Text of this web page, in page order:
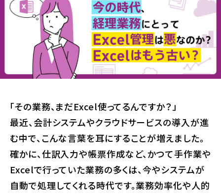
「その業務、まだExcel使ってるんですか？」
最近、会計システムやクラウドサービスの導入が進
む中で、こんな言葉を耳にすることが増えました。
確かに、仕訳入力や帳票作成など、かつて手作業や
Excelで行っていた業務の多くは、今やシステムが
自動で処理してくれる時代です。業務効率化や人的